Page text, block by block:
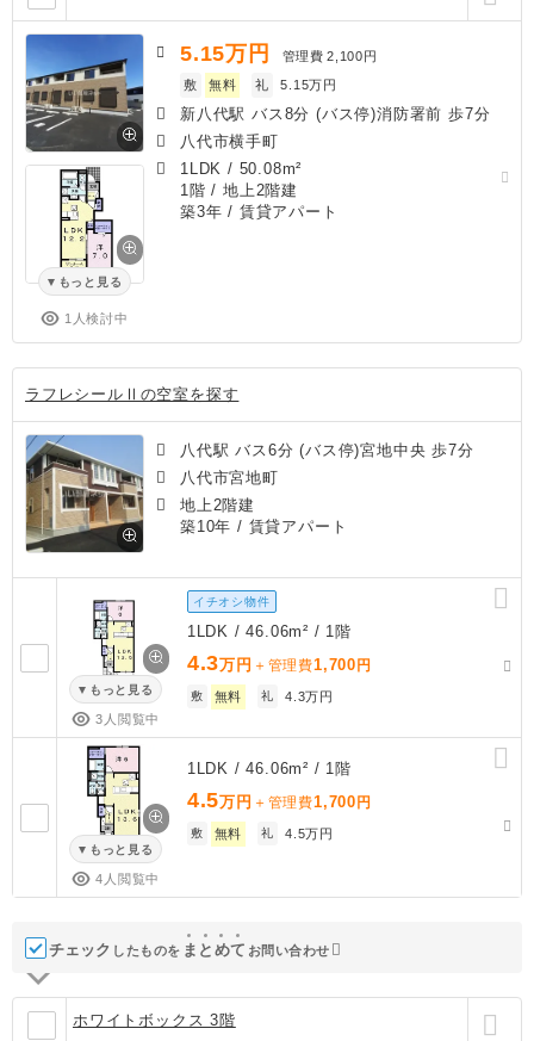
もっと見る
1人検討中
5.15万円 管理費 2,100円
敷
無料 礼 5.15万円
新八代駅 バス8分 (バス停)消防署前 歩7分
八代市横手町
1LDK / 50.08m²
1階 / 地上2階建
築3年 / 賃貸アパート
ラフレシールⅡの空室を探す
八代駅 バス6分 (バス停)宮地中央 歩7分
八代市宮地町
地上2階建
築10年 / 賃貸アパート
もっと見る
3人閲覧中
イチオシ物件
1LDK / 46.06m² / 1階
4.3万円 ＋管理費1,700 円
敷 無料 礼 4.3万円
もっと見る
4人閲覧中
1LDK / 46.06m² / 1階
4.5万円 ＋管理費1,700 円
敷 無料 礼 4.5万円
チェック したものを ま と めて お問い合わせ
ホワイトボックス 3階